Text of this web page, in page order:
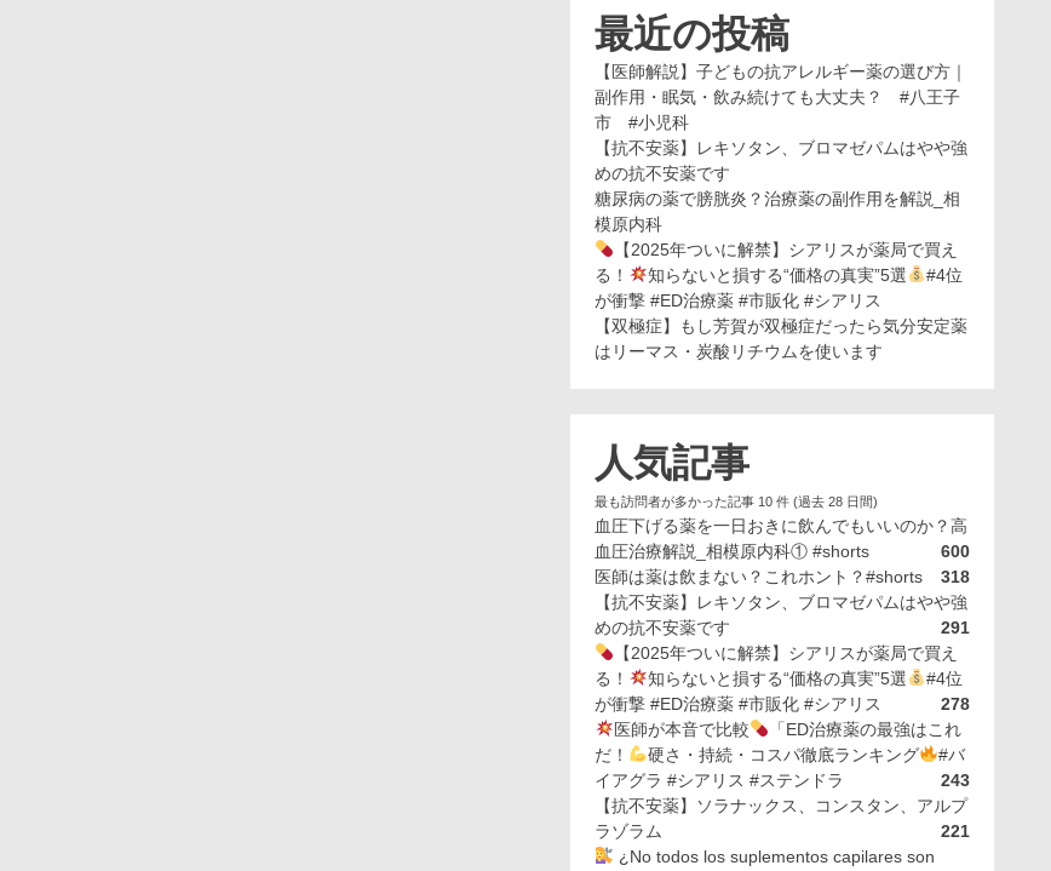
最近の投稿
【医師解説】子どもの抗アレルギー薬の選び方｜
副作用・眠気・飲み続けても大丈夫？ #八王子
市 #小児科
【抗不安薬】レキソタン、ブロマゼパムはやや強
めの抗不安薬です
糖尿病の薬で膀胱炎？治療薬の副作用を解説_相
模原内科
【2025年ついに解禁】シアリスが薬局で買え
る！
知らないと損する“価格の真実”5選
#4位
が衝撃 #ED治療薬 #市販化 #シアリス
【双極症】もし芳賀が双極症だったら気分安定薬
はリーマス・炭酸リチウムを使います
人気記事
最も訪問者が多かった記事 10 件 (過去 28 日間)
血圧下げる薬を一日おきに飲んでもいいのか？高
血圧治療解説_相模原内科① #shorts
600
医師は薬は飲まない？これホント？#shorts
318
【抗不安薬】レキソタン、ブロマゼパムはやや強
めの抗不安薬です
291
【2025年ついに解禁】シアリスが薬局で買え
る！
知らないと損する“価格の真実”5選
#4位
が衝撃 #ED治療薬 #市販化 #シアリス
278
医師が本音で比較
「ED治療薬の最強はこれ
だ！
硬さ・持続・コスパ徹底ランキング
#バ
イアグラ #シアリス #ステンドラ
243
【抗不安薬】ソラナックス、コンスタン、アルプ
ラゾラム
221
¿No todos los suplementos capilares son